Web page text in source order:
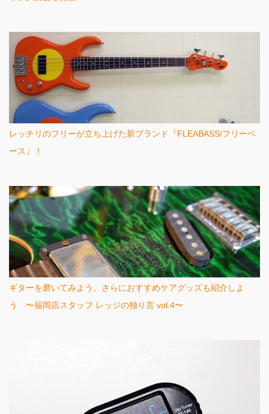
レッチリのフリーが立ち上げた新ブランド『FLEABASS/フリーベ
ース』！
ギターを磨いてみよう。さらにおすすめケアグッズも紹介しよ
う 〜福岡店スタッフ レッジの独り言 vol.4〜